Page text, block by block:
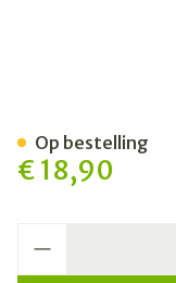
€ 18,90
Op bestelling